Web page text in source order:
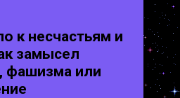
к несчастьям и
замысел
фашизма или